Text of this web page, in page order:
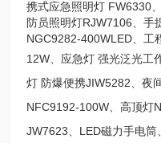
携式应急照明灯 FW6330
防员照明灯RJW7106、手
NGC9282-400WLED、工
12W、应急灯强光泛光工
灯防爆便携JIW5282、夜
NFC9192-100W、高顶灯
JW7623、LED磁力手电